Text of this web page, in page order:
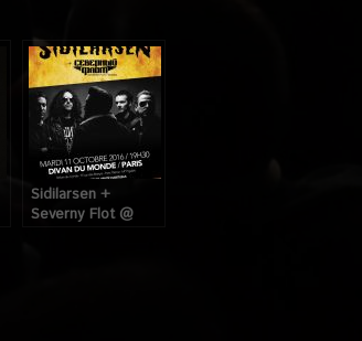
Sidilarsen +
Severny Flot @